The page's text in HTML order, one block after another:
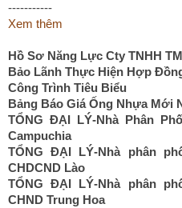
-----------
Xem thêm
Hồ Sơ Năng Lực Cty TNHH
Bảo Lãnh Thực Hiện Hợp
Công Trình Tiêu Biểu
Bảng Báo Giá Ống Nhựa Mới
TỔNG ĐẠI LÝ-Nhà Phân
Campuchia
TỔNG ĐẠI LÝ-Nhà phân
CHDCND Lào
TỔNG ĐẠI LÝ-Nhà phân
CHND Trung Hoa